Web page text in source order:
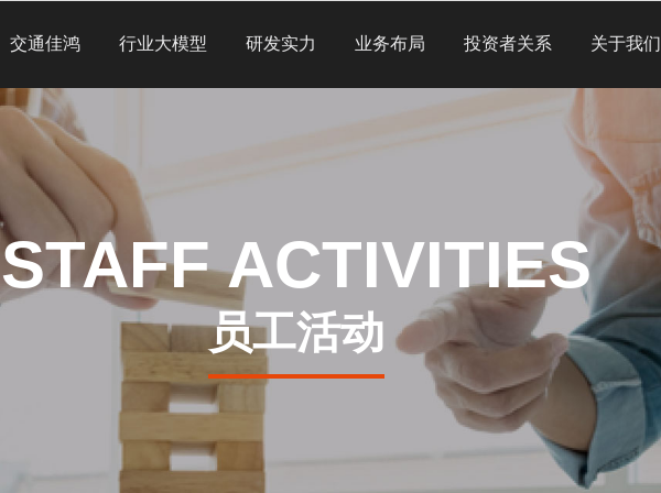
交通佳鸿 行业大模型 研发实力 业务布局 投资者关系 关于我们
STAFF ACTIVITIES
员工活动